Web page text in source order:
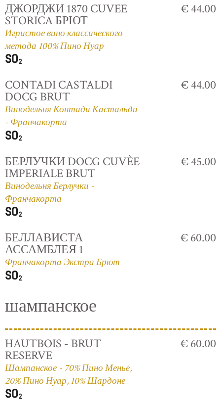
ДЖОРДЖИ 1870 CUVEE
STORICA БРЮТ
Игристое вино классического
метода 100% Пино Нуар
€ 44.00
CONTADI CASTALDI
DOCG BRUT
Винодельня Контади Кастальди
- Франчакорта
€ 44.00
БЕРЛУЧКИ DOCG CUVÈE
IMPERIALE BRUT
Винодельня Берлучки -
Франчакорта
€ 45.00
БЕЛЛАВИСТА
АССАМБЛЕЯ 1
Франчакорта Экстра Брют
€ 60.00
шампанское
HAUTBOIS - BRUT
RESERVE
Шампанское - 70% Пино Менье,
20% Пино Нуар, 10% Шардоне
€ 60.00